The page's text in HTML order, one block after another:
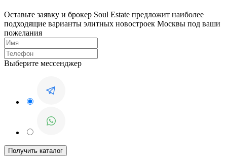
Оставьте заявку и брокер Soul Estate предложит наиболее
подходящие варианты элитных новостроек Москвы под ваши
пожелания
Выберите мессенджер